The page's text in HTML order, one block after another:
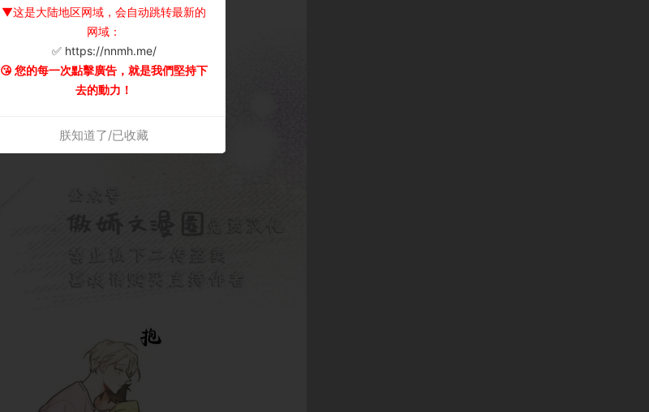
▼这是大陆地区网域，会自动跳转最新的
网域：
✅ https://nnmh.me/
😘 您的每一次點擊廣告，就是我們堅持下
去的動力！
朕知道了/已收藏